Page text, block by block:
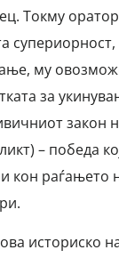
Токму
му
за
закон
– победа
кон раѓањето
историско